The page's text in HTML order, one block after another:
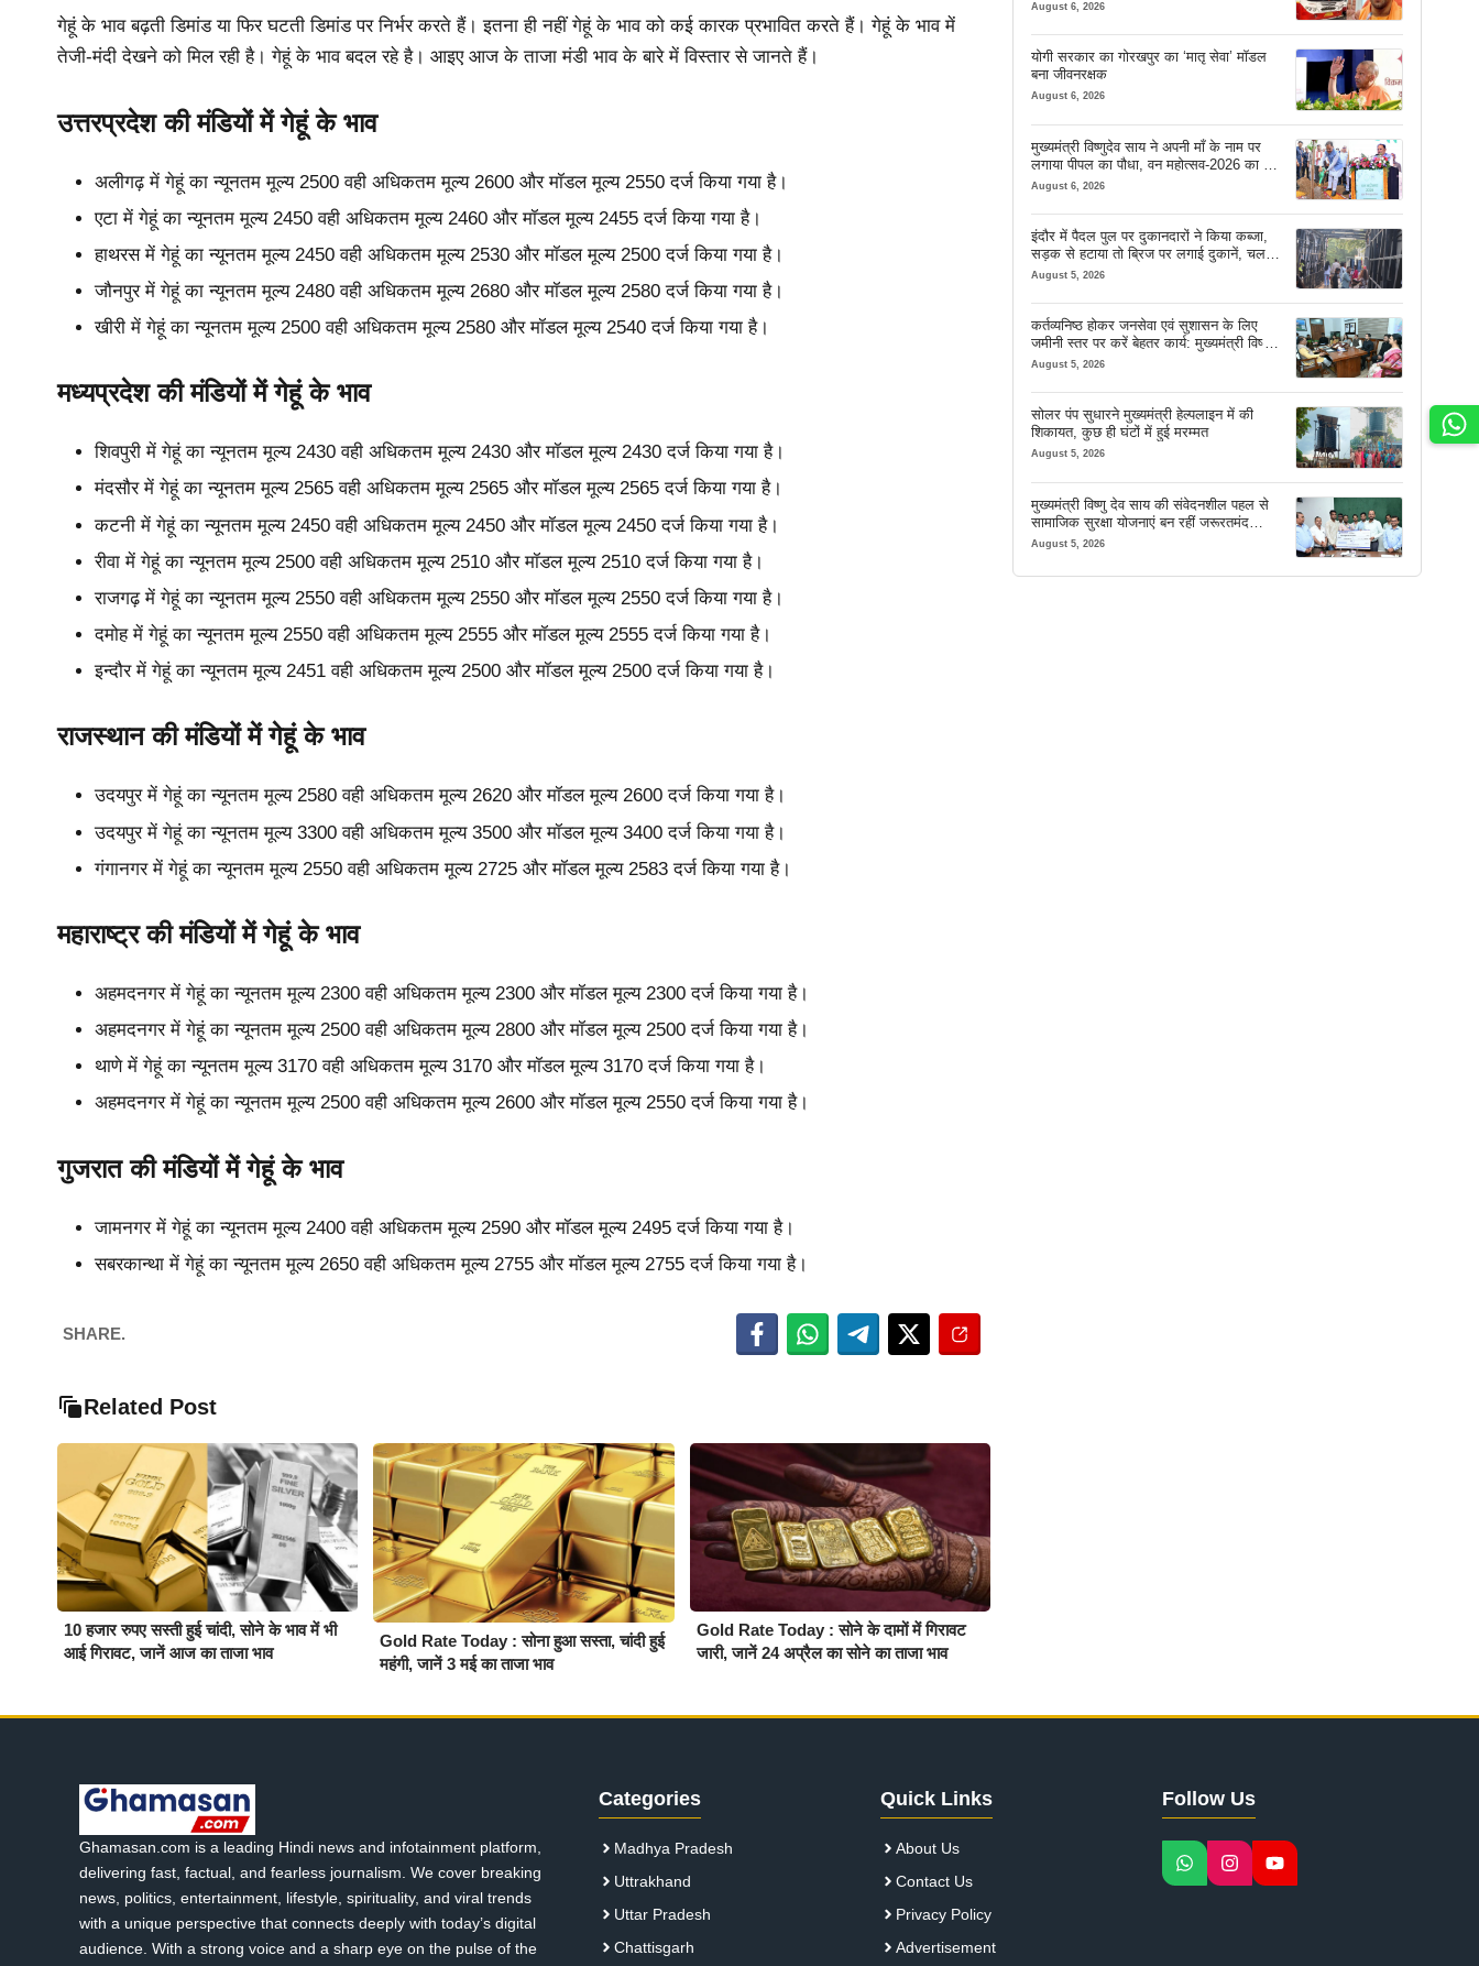
गेहूं के भाव बढ़ती डिमांड या फिर घटती डिमांड पर निर्भर करते हैं। इतना ही नहीं गेहूं के भाव को कई कारक प्रभावित करते हैं। गेहूं के भाव में
तेजी-मंदी देखने को मिल रही है। गेहूं के भाव बदल रहे है। आइए आज के ताजा मंडी भाव के बारे में विस्तार से जानते हैं।
उत्तरप्रदेश की मंडियों में गेहूं के भाव
अलीगढ़ में गेहूं का न्यूनतम मूल्य 2500 वही अधिकतम मूल्य 2600 और मॉडल मूल्य 2550 दर्ज किया गया है।
एटा में गेहूं का न्यूनतम मूल्य 2450 वही अधिकतम मूल्य 2460 और मॉडल मूल्य 2455 दर्ज किया गया है।
हाथरस में गेहूं का न्यूनतम मूल्य 2450 वही अधिकतम मूल्य 2530 और मॉडल मूल्य 2500 दर्ज किया गया है।
जौनपुर में गेहूं का न्यूनतम मूल्य 2480 वही अधिकतम मूल्य 2680 और मॉडल मूल्य 2580 दर्ज किया गया है।
खीरी में गेहूं का न्यूनतम मूल्य 2500 वही अधिकतम मूल्य 2580 और मॉडल मूल्य 2540 दर्ज किया गया है।
मध्यप्रदेश की मंडियों में गेहूं के भाव
शिवपुरी में गेहूं का न्यूनतम मूल्य 2430 वही अधिकतम मूल्य 2430 और मॉडल मूल्य 2430 दर्ज किया गया है।
मंदसौर में गेहूं का न्यूनतम मूल्य 2565 वही अधिकतम मूल्य 2565 और मॉडल मूल्य 2565 दर्ज किया गया है।
कटनी में गेहूं का न्यूनतम मूल्य 2450 वही अधिकतम मूल्य 2450 और मॉडल मूल्य 2450 दर्ज किया गया है।
रीवा में गेहूं का न्यूनतम मूल्य 2500 वही अधिकतम मूल्य 2510 और मॉडल मूल्य 2510 दर्ज किया गया है।
राजगढ़ में गेहूं का न्यूनतम मूल्य 2550 वही अधिकतम मूल्य 2550 और मॉडल मूल्य 2550 दर्ज किया गया है।
दमोह में गेहूं का न्यूनतम मूल्य 2550 वही अधिकतम मूल्य 2555 और मॉडल मूल्य 2555 दर्ज किया गया है।
इन्दौर में गेहूं का न्यूनतम मूल्य 2451 वही अधिकतम मूल्य 2500 और मॉडल मूल्य 2500 दर्ज किया गया है।
राजस्थान की मंडियों में गेहूं के भाव
उदयपुर में गेहूं का न्यूनतम मूल्य 2580 वही अधिकतम मूल्य 2620 और मॉडल मूल्य 2600 दर्ज किया गया है।
उदयपुर में गेहूं का न्यूनतम मूल्य 3300 वही अधिकतम मूल्य 3500 और मॉडल मूल्य 3400 दर्ज किया गया है।
गंगानगर में गेहूं का न्यूनतम मूल्य 2550 वही अधिकतम मूल्य 2725 और मॉडल मूल्य 2583 दर्ज किया गया है।
महाराष्ट्र की मंडियों में गेहूं के भाव
अहमदनगर में गेहूं का न्यूनतम मूल्य 2300 वही अधिकतम मूल्य 2300 और मॉडल मूल्य 2300 दर्ज किया गया है।
अहमदनगर में गेहूं का न्यूनतम मूल्य 2500 वही अधिकतम मूल्य 2800 और मॉडल मूल्य 2500 दर्ज किया गया है।
थाणे में गेहूं का न्यूनतम मूल्य 3170 वही अधिकतम मूल्य 3170 और मॉडल मूल्य 3170 दर्ज किया गया है।
अहमदनगर में गेहूं का न्यूनतम मूल्य 2500 वही अधिकतम मूल्य 2600 और मॉडल मूल्य 2550 दर्ज किया गया है।
गुजरात की मंडियों में गेहूं के भाव
जामनगर में गेहूं का न्यूनतम मूल्य 2400 वही अधिकतम मूल्य 2590 और मॉडल मूल्य 2495 दर्ज किया गया है।
सबरकान्था में गेहूं का न्यूनतम मूल्य 2650 वही अधिकतम मूल्य 2755 और मॉडल मूल्य 2755 दर्ज किया गया है।
SHARE.
Related Post
10 हजार रुपए सस्ती हुई चांदी, सोने के भाव में भी
आई गिरावट, जानें आज का ताजा भाव
Gold Rate Today : सोना हुआ सस्ता, चांदी हुई
महंगी, जानें 3 मई का ताजा भाव
Gold Rate Today : सोने के दामों में गिरावट
जारी, जानें 24 अप्रैल का सोने का ताजा भाव
August 6, 2026
योगी सरकार का गोरखपुर का ‘मातृ सेवा’ मॉडल
बना जीवनरक्षक
August 6, 2026
मुख्यमंत्री विष्णुदेव साय ने अपनी माँ के नाम पर
लगाया पीपल का पौधा, वन महोत्सव-2026 का हुआ
शुभारंभ
August 6, 2026
इंदौर में पैदल पुल पर दुकानदारों ने किया कब्जा,
सड़क से हटाया तो ब्रिज पर लगाई दुकानें, चलने
की जगह भी नहीं मिल रही
August 5, 2026
कर्तव्यनिष्ठ होकर जनसेवा एवं सुशासन के लिए
जमीनी स्तर पर करें बेहतर कार्य: मुख्यमंत्री विष्णु
देव साय
August 5, 2026
सोलर पंप सुधारने मुख्यमंत्री हेल्पलाइन में की
शिकायत, कुछ ही घंटों में हुई मरम्मत
August 5, 2026
मुख्यमंत्री विष्णु देव साय की संवेदनशील पहल से
सामाजिक सुरक्षा योजनाएं बन रहीं जरूरतमंद
परिवारों का मजबूत सहारा
August 5, 2026
Ghamasan.com is a leading Hindi news and infotainment platform,
delivering fast, factual, and fearless journalism. We cover breaking
news, politics, entertainment, lifestyle, spirituality, and viral trends
with a unique perspective that connects deeply with today’s digital
audience. With a strong voice and a sharp eye on the pulse of the
Categories
Madhya Pradesh
Uttrakhand
Uttar Pradesh
Chattisgarh
Quick Links
About Us
Contact Us
Privacy Policy
Advertisement
Follow Us